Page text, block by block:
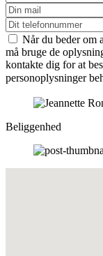
Når du beder om
må bruge de
kontakte dig for at
personoplysninger
Beliggenhed